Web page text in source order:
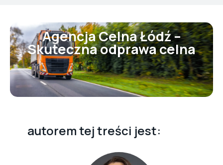
Agencja Celna Łódź –
Skuteczna odprawa celna
autorem tej treści jest: